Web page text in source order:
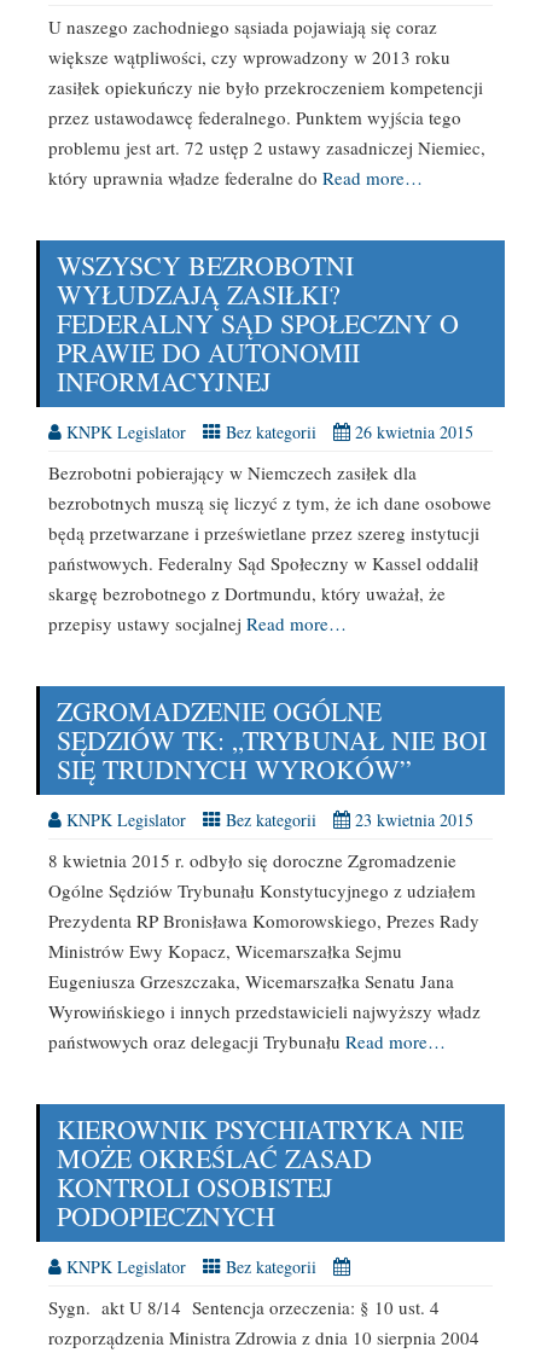
U naszego zachodniego sąsiada pojawiają się coraz
większe wątpliwości, czy wprowadzony w 2013 roku
zasiłek opiekuńczy nie było przekroczeniem kompetencji
przez ustawodawcę federalnego. Punktem wyjścia tego
problemu jest art. 72 ustęp 2 ustawy zasadniczej Niemiec,
który uprawnia władze federalne do Read more…
WSZYSCY BEZROBOTNI
WYŁUDZAJĄ ZASIŁKI?
FEDERALNY SĄD SPOŁECZNY O
PRAWIE DO AUTONOMII
INFORMACYJNEJ
KNPK Legislator Bez kategorii 26 kwietnia 2015
Bezrobotni pobierający w Niemczech zasiłek dla
bezrobotnych muszą się liczyć z tym, że ich dane osobowe
będą przetwarzane i prześwietlane przez szereg instytucji
państwowych. Federalny Sąd Społeczny w Kassel oddalił
skargę bezrobotnego z Dortmundu, który uważał, że
przepisy ustawy socjalnej Read more…
ZGROMADZENIE OGÓLNE
SĘDZIÓW TK: „TRYBUNAŁ NIE BOI
SIĘ TRUDNYCH WYROKÓW”
KNPK Legislator Bez kategorii 23 kwietnia 2015
8 kwietnia 2015 r. odbyło się doroczne Zgromadzenie
Ogólne Sędziów Trybunału Konstytucyjnego z udziałem
Prezydenta RP Bronisława Komorowskiego, Prezes Rady
Ministrów Ewy Kopacz, Wicemarszałka Sejmu
Eugeniusza Grzeszczaka, Wicemarszałka Senatu Jana
Wyrowińskiego i innych przedstawicieli najwyższy władz
państwowych oraz delegacji Trybunału Read more…
KIEROWNIK PSYCHIATRYKA NIE
MOŻE OKREŚLAĆ ZASAD
KONTROLI OSOBISTEJ
PODOPIECZNYCH
KNPK Legislator Bez kategorii
Sygn. akt U 8/14 Sentencja orzeczenia: § 10 ust. 4
rozporządzenia Ministra Zdrowia z dnia 10 sierpnia 2004